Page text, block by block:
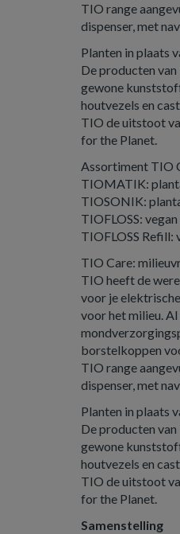
TIO range
dispenser, met
Planten in plaats
De producten
gewone
houtvezels en
TIO de uitstoot
for the Planet.
Assortiment TIO
TIOMATIK:
TIOSONIK:
TIOFLOSS:
TIOFLOSS Refill:
TIO Care:
TIO heeft de
voor je
voor het milieu.
borstelkoppen
TIO range
dispenser, met
Planten in plaats
De producten
gewone
houtvezels en
TIO de uitstoot
for the Planet.
Samenstelling